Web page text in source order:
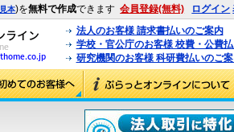
見本)を無料で作成できます 会員登録(無料) ログイン
法人のお客様 請求書払いのご案内
学校・官公庁のお客様 校費・公費
研究機関のお客様 科研費払いのご